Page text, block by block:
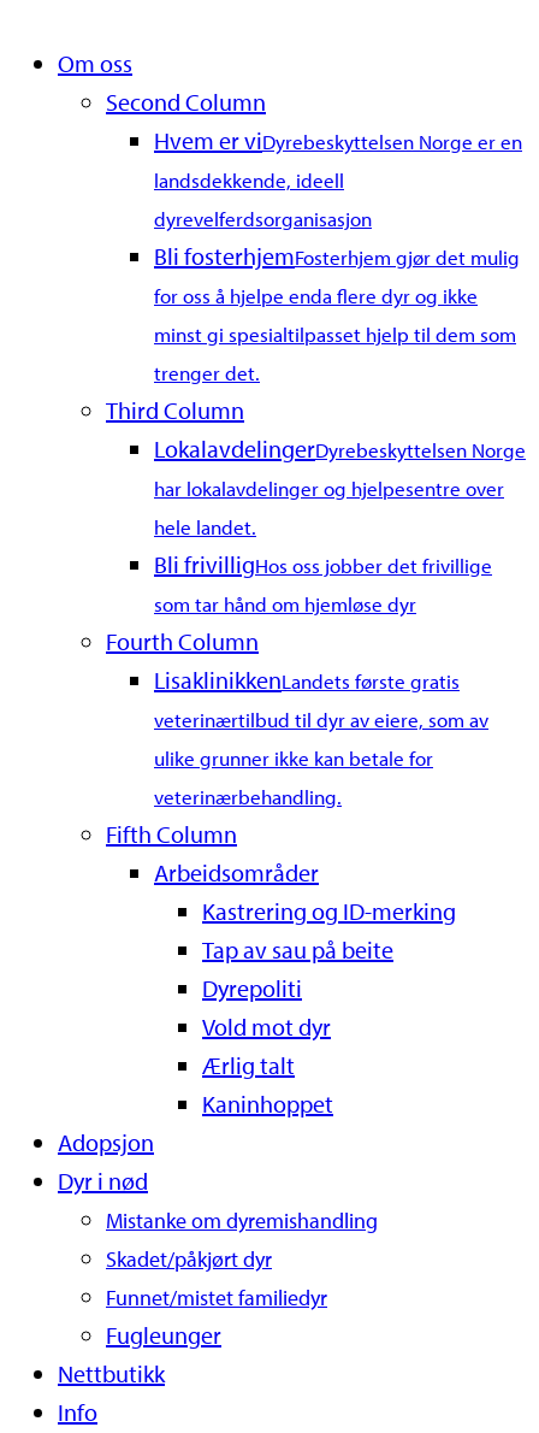
MenuOm oss
Second Column
Hvem er viDyrebeskyttelsen Norge er en
landsdekkende, ideell
dyrevelferdsorganisasjon
Bli fosterhjemFosterhjem gjør det mulig
for oss å hjelpe enda flere dyr og ikke
minst gi spesialtilpasset hjelp til dem som
trenger det.
Third Column
LokalavdelingerDyrebeskyttelsen Norge
har lokalavdelinger og hjelpesentre over
hele landet.
Bli frivilligHos oss jobber det frivillige
som tar hånd om hjemløse dyr
Fourth Column
LisaklinikkenLandets første gratis
veterinærtilbud til dyr av eiere, som av
ulike grunner ikke kan betale for
veterinærbehandling.
Fifth Column
Arbeidsområder
Kastrering og ID-merking
Tap av sau på beite
Dyrepoliti
Vold mot dyr
Ærlig talt
Kaninhoppet
Adopsjon
Dyr i nød
Mistanke om dyremishandling
Skadet/påkjørt dyr
Funnet/mistet familiedyr
Fugleunger
Nettbutikk
Info